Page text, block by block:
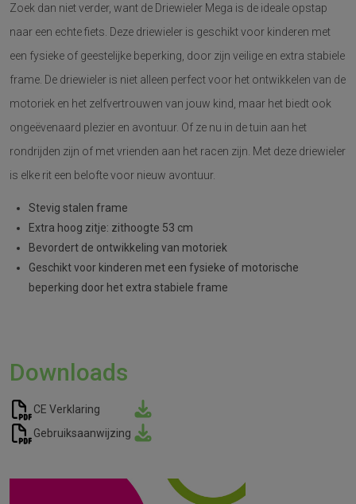
Zoek dan niet verder, want de Driewieler Mega is de ideale opstap
naar een echte fiets. Deze driewieler is geschikt voor kinderen met
een fysieke of geestelijke beperking, door zijn veilige en extra stabiele
frame. De driewieler is niet alleen perfect voor het ontwikkelen van de
motoriek en het zelfvertrouwen van jouw kind, maar het biedt ook
ongeëvenaard plezier en avontuur. Of ze nu in de tuin aan het
rondrijden zijn of met vrienden aan het racen zijn. Met deze driewieler
is elke rit een belofte voor nieuw avontuur.
Stevig stalen frame
Extra hoog zitje: zithoogte 53 cm
Bevordert de ontwikkeling van motoriek
Geschikt voor kinderen met een fysieke of motorische
beperking door het extra stabiele frame
Downloads
CE Verklaring
Gebruiksaanwijzing